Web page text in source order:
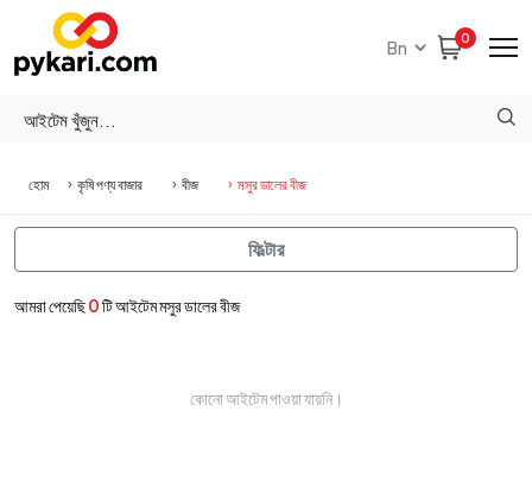
0
হোম কৃষি পণ্য বাজার বীজ মসুর ডালের বীজ
আমরা পেয়েছি0টি আইটেম মসুর ডালের বীজ
কোনো আইটেম পাওয়া যায়নি।
ফিল্টার